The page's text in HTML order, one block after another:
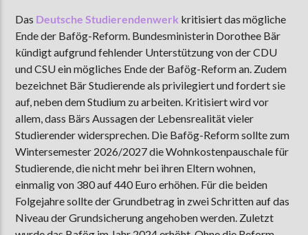
JUNEBUG!
GAYLE
AKTUELLE SENDUNG
MOEBIUS
12:00 18:00
ZU HÖREN INMünster90,9 MHzSteinfurt103,9 MHz
Das Deutsche Studierendenwerk kritisiert das mögliche
Ende der Bafög-Reform. Bundesministerin Dorothee Bär
kündigt aufgrund fehlender Unterstützung von der CDU
und CSU ein mögliches Ende der Bafög-Reform an. Zudem
bezeichnet Bär Studierende als privilegiert und fordert sie
auf, neben dem Studium zu arbeiten. Kritisiert wird vor
allem, dass Bärs Aussagen der Lebensrealität vieler
Studierender widersprechen. Die Bafög-Reform sollte zum
Wintersemester 2026/2027 die Wohnkostenpauschale für
Studierende, die nicht mehr bei ihren Eltern wohnen,
einmalig von 380 auf 440 Euro erhöhen. Für die beiden
Folgejahre sollte der Grundbetrag in zwei Schritten auf das
Niveau der Grundsicherung angehoben werden. Zuletzt